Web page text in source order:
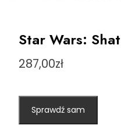
Star Wars:
287,00zł
Sprawdź sam